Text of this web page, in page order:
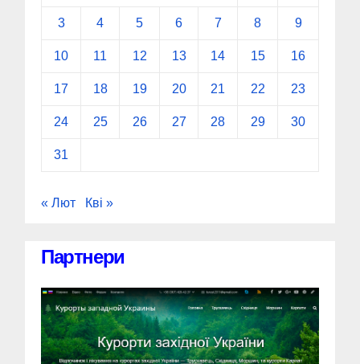
3 4 5 6 7 8 9
10 11 12 13 14 15 16
17 18 19 20 21 22 23
24 25 26 27 28 29 30
31
« Лют Кві »
Партнери